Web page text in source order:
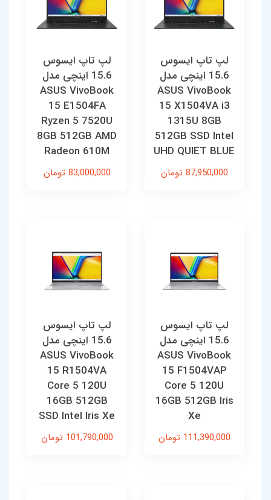
لپ تاپ ایسوس
15.6 اینچی مدل
ASUS VivoBook
15 X1504VA i3
1315U 8GB
512GB SSD Intel
UHD QUIET BLUE
87,950,000 تومان
لپ تاپ ایسوس
15.6 اینچی مدل
ASUS VivoBook
15 E1504FA
Ryzen 5 7520U
8GB 512GB AMD
Radeon 610M
83,000,000 تومان
لپ تاپ ایسوس
15.6 اینچی مدل
ASUS VivoBook
15 F1504VAP
Core 5 120U
16GB 512GB Iris
Xe
111,390,000 تومان
لپ تاپ ایسوس
15.6 اینچی مدل
ASUS VivoBook
15 R1504VA
Core 5 120U
16GB 512GB
SSD Intel Iris Xe
101,790,000 تومان